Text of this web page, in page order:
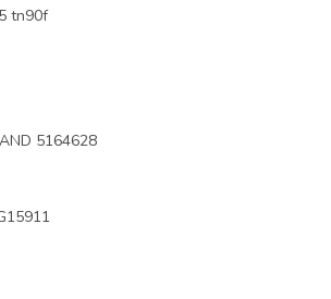
tn90f
5164628